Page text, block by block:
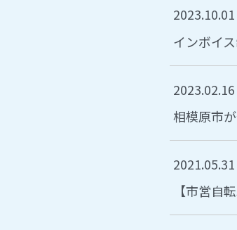
インボイ
2023.10.01
相模原市
2023.02.16
【市営自
2021.05.31